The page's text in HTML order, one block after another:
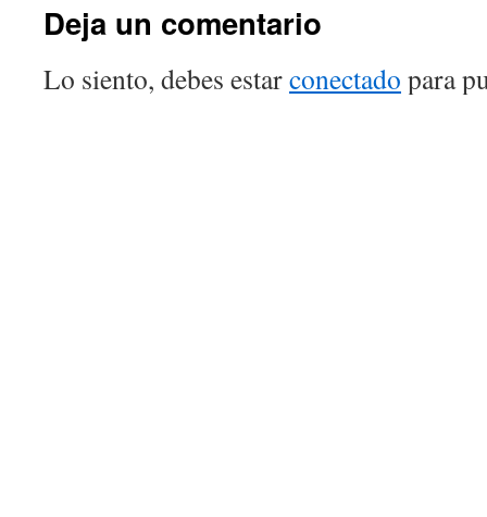
Deja un comentario
Lo siento, debes estarconectado para